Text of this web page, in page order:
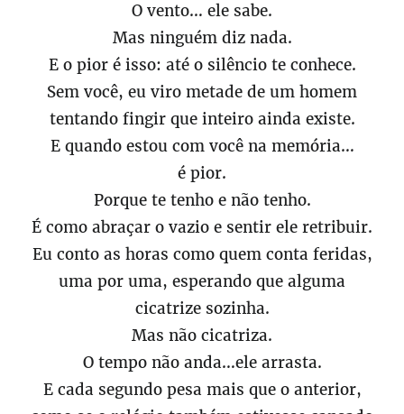
O vento… ele sabe.
Mas ninguém diz nada.
E o pior é isso: até o silêncio te conhece.
Sem você, eu viro metade de um homem
tentando fingir que inteiro ainda existe.
E quando estou com você na memória…
é pior.
Porque te tenho e não tenho.
É como abraçar o vazio e sentir ele retribuir.
Eu conto as horas como quem conta feridas,
uma por uma, esperando que alguma
cicatrize sozinha.
Mas não cicatriza.
O tempo não anda…ele arrasta.
E cada segundo pesa mais que o anterior,